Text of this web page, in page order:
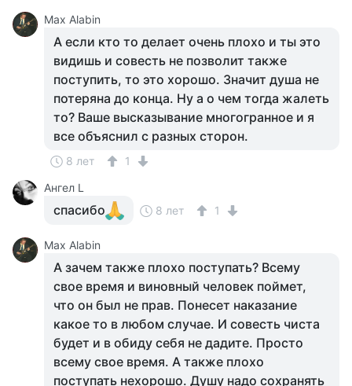
Max Alabin
А если кто то делает очень плохо и ты это
видишь и совесть не позволит также
поступить, то это хорошо. Значит душа не
потеряна до конца. Ну а о чем тогда жалеть
то? Ваше высказывание многогранное и я
все объяснил с разных сторон.
8 лет
1
Ангел L
спасибо 8 лет 1
Max Alabin
А зачем также плохо поступать? Всему
свое время и виновный человек поймет,
что он был не прав. Понесет наказание
какое то в любом случае. И совесть чиста
будет и в обиду себя не дадите. Просто
всему свое время. А также плохо
поступать нехорошо. Душу надо сохранять